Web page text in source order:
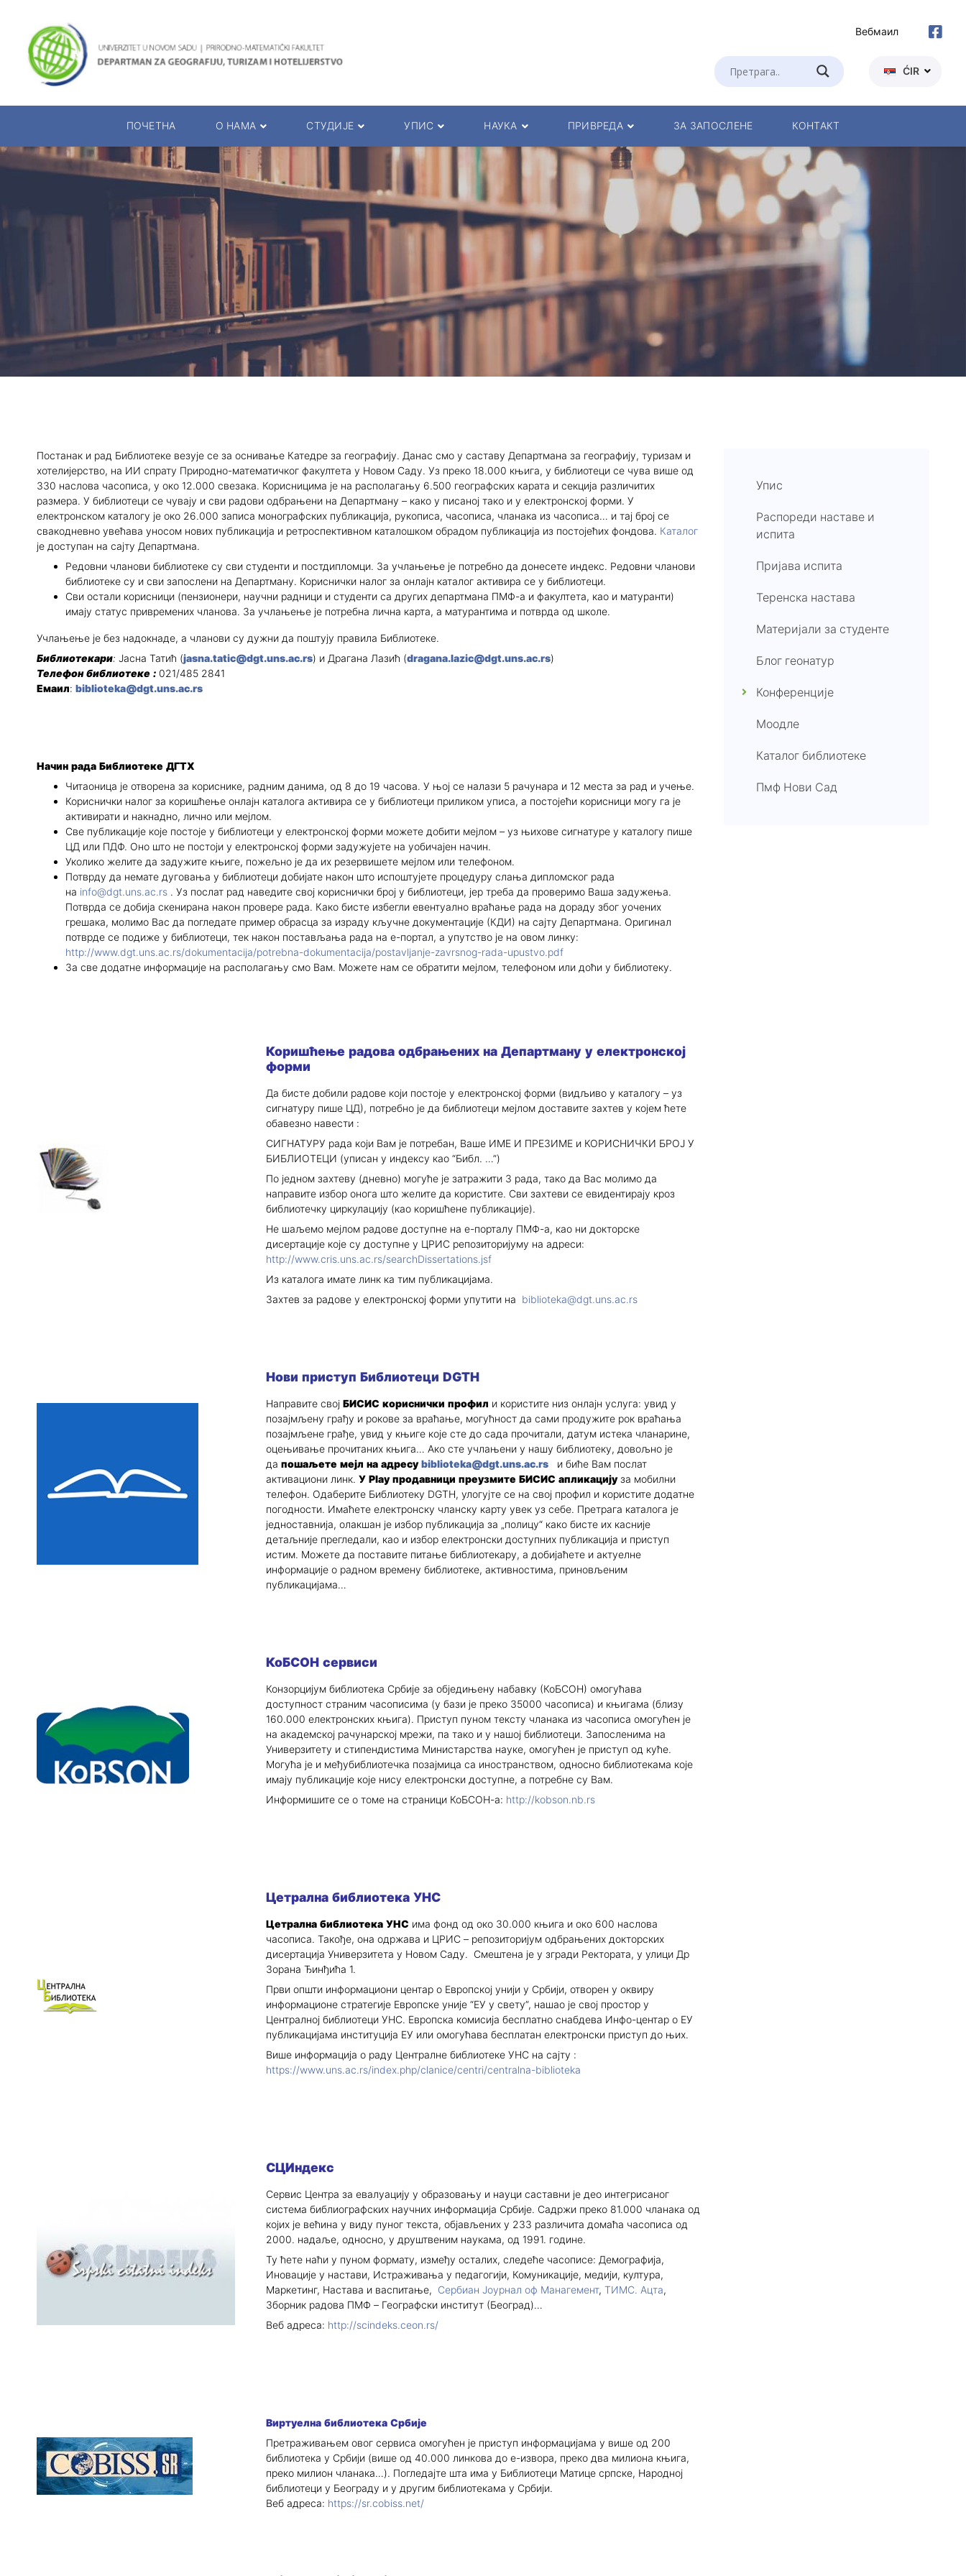
Вебмаил
ĆIR
ПОЧЕТНА O НАМА
О Департману
Руководство департмана
Катедре департмана
Презентација департмана
Презентација студија
Маркетиншки тим
Удружења
Алумни
Контакти професора и
асистената
СТУДИЈЕ
Студијски програми
Огласна табла за студенте
Распор. испита и пред.
Календар рада
Руководиоци и саветници
Материјали за студенте
Пријава испита
Теренска настава
Каталог библиотеке
Ерасмус размене
Блог Геонатур
Акредит. студијски програми
Претходни студијски
УПИС
Пријемни испит
Презентација студија
Мастер академске студије
Докторске академ. студије
НАУКА
Научни часописи
Истраживачки тимови
Пројекти
ПРИВРЕДА
Сарадња са привредом
Семинари
Студентска пракса
Међународна сарадња
ЗА ЗАПОСЛЕНЕ КОНТАКТ
Постанак и рад Библиотеке везује се за оснивање Катедре за географију. Данас смо у саставу Департмана за географију, туризам и
хотелијерство, на ИИ спрату Природно-математичког факултета у Новом Саду. Уз преко 18.000 књига, у библиотеци се чува више од
330 наслова часописа, у око 12.000 свезака. Корисницима је на располагању 6.500 географских карата и секција различитих
размера. У библиотеци се чувају и сви радови одбрањени на Департману – како у писаној тако и у електронској форми. У
електронском каталогу је око 26.000 записа монографских публикација, рукописа, часописа, чланака из часописа… и тај број се
свакодневно увећава уносом нових публикација и ретроспективном каталошком обрадом публикација из постојећих фондова. Каталог
је доступан на сајту Департмана.
Редовни чланови библиотеке су сви студенти и постдипломци. За учлањење је потребно да донесете индекс. Редовни чланови
библиотеке су и сви запослени на Департману. Кориснички налог за онлајн каталог активира се у библиотеци.
Сви остали корисници (пензионери, научни радници и студенти са других департмана ПМФ-а и факултета, као и матуранти)
имају статус привремених чланова. За учлањење је потребна лична карта, а матурантима и потврда од школе.
Учлањење је без надокнаде, а чланови су дужни да поштују правила Библиотеке.
Библиотекари: Јасна Татић (jasna.tatic@dgt.uns.ac.rs) и Драгана Лазић (dragana.lazic@dgt.uns.ac.rs)
Телефон библиотеке : 021/485 2841
Емаил: biblioteka@dgt.uns.ac.rs
Начин рада Библиотеке ДГТХ
Читаоница је отворена за кориснике, радним данима, од 8 до 19 часова. У њој се налази 5 рачунара и 12 места за рад и учење.
Кориснички налог за коришћење онлајн каталога активира се у библиотеци приликом уписа, а постојећи корисници могу га је
активирати и накнадно, лично или мејлом.
Све публикације које постоје у библиотеци у електронској форми можете добити мејлом – уз њихове сигнатуре у каталогу пише
ЦД или ПДФ. Оно што не постоји у електронској форми задужујете на уобичајен начин.
Уколико желите да задужите књиге, пожељно је да их резервишете мејлом или телефоном.
Потврду да немате дуговања у библиотеци добијате након што испоштујете процедуру слања дипломског рада
на info@dgt.uns.ac.rs . Уз послат рад наведите свој кориснички број у библиотеци, јер треба да проверимо Ваша задужења.
Потврда се добија скенирана након провере рада. Како бисте избегли евентуално враћање рада на дораду због уочених
грешака, молимо Вас да погледате пример обрасца за израду кључне документације (КДИ) на сајту Департмана. Оригинал
потврде се подиже у библиотеци, тек након постављања рада на е-портал, а упутство је на овом линку:
http://www.dgt.uns.ac.rs/dokumentacija/potrebna-dokumentacija/postavljanje-zavrsnog-rada-upustvo.pdf
За све додатне информације на располагању смо Вам. Можете нам се обратити мејлом, телефоном или доћи у библиотеку.
Коришћење радова одбрањених на Департману у електронској
форми
Да бисте добили радове који постоје у електронској форми (видљиво у каталогу – уз
сигнатуру пише ЦД), потребно је да библиотеци мејлом доставите захтев у којем ћете
обавезно навести :
СИГНАТУРУ рада који Вам је потребан, Ваше ИМЕ И ПРЕЗИМЕ и КОРИСНИЧКИ БРОЈ У
БИБЛИОТЕЦИ (уписан у индексу као “Библ. …”)
По једном захтеву (дневно) могуће је затражити 3 рада, тако да Вас молимо да
направите избор онога што желите да користите. Сви захтеви се евидентирају кроз
библиотечку циркулацију (као коришћене публикације).
Не шаљемо мејлом радове доступне на е-порталу ПМФ-а, као ни докторске
дисертације које су доступне у ЦРИС репозиторијуму на адреси:
http://www.cris.uns.ac.rs/searchDissertations.jsf
Из каталога имате линк ка тим публикацијама.
Захтев за радове у електронској форми упутити на biblioteka@dgt.uns.ac.rs
Нови приступ Библиотеци DGTH
Направите свој БИСИС кориснички профил и користите низ онлајн услуга: увид у
позајмљену грађу и рокове за враћање, могућност да сами продужите рок враћања
позајмљене грађе, увид у књиге које сте до сада прочитали, датум истека чланарине,
оцењивање прочитаних књига… Ако сте учлањени у нашу библиотеку, довољно је
да пошаљете мејл на адресуbiblioteka@dgt.uns.ac.rsи биће Вам послат
активациони линк. У Play продавници преузмите БИСИС апликацијуза мобилни
телефон. Одаберите Библиотеку DGTH, улогујте се на свој профил и користите додатне
погодности. Имаћете електронску чланску карту увек уз себе. Претрага каталога је
једноставнија, олакшан је избор публикација за „полицу“ како бисте их касније
детаљније прегледали, као и избор електронски доступних публикација и приступ
истим. Можете да поставите питање библиотекару, а добијаћете и актуелне
информације о радном времену библиотеке, активностима, приновљеним
публикацијама…
КоБСОН сервиси
Конзорцијум библиотека Србије за обједињену набавку (КоБСОН) омогућава
доступност страним часописима (у бази је преко 35000 часописа) и књигама (близу
160.000 електронских књига). Приступ пуном тексту чланака из часописа омогућен је
на академској рачунарској мрежи, па тако и у нашој библиотеци. Запосленима на
Универзитету и стипендистима Министарства науке, омогућен је приступ од куће.
Могућа је и међубиблиотечка позајмица са иностранством, односно библиотекама које
имају публикације које нису електронски доступне, а потребне су Вам.
Информишите се о томе на страници КоБСОН-а: http://kobson.nb.rs
Цетрална библиотека УНС
Цетрална библиотека УНС има фонд од око 30.000 књига и око 600 наслова
часописа. Такође, она одржава и ЦРИС – репозиторијум одбрањених докторских
дисертација Универзитета у Новом Саду. Смештена је у згради Ректората, у улици Др
Зорана Ђинђића 1.
Први општи информациони центар о Европској унији у Србији, отворен у оквиру
информационе стратегије Европске уније “ЕУ у свету”, нашао је свој простор у
Централној библиотеци УНС. Европска комисија бесплатно снабдева Инфо-центар о ЕУ
публикацијама институција ЕУ или омогућава бесплатан електронски приступ до њих.
Више информација о раду Централне библиотеке УНС на сајту :
https://www.uns.ac.rs/index.php/clanice/centri/centralna-biblioteka
СЦИндекс
Сервис Центра за евалуацију у образовању и науци саставни је део интегрисаног
система библиографских научних информација Србије. Садржи преко 81.000 чланака од
којих је већина у виду пуног текста, објављених у 233 различита домаћа часописа од
2000. надаље, односно, у друштвеним наукама, од 1991. године.
Ту ћете наћи у пуном формату, између осталих, следеће часописе: Демографија,
Иновације у настави, Истраживања у педагогији, Комуникације, медији, култура,
Маркетинг, Настава и васпитање, Сербиан Јоурнал оф Манагемент, ТИМС. Ацта,
Зборник радова ПМФ – Географски институт (Београд)…
Веб адреса: http://scindeks.ceon.rs/
Виртуелна библиотека Србије
Претраживањем овог сервиса омогућен је приступ информацијама у више од 200
библиотека у Србији (више од 40.000 линкова до е-извора, преко два милиона књига,
преко милион чланака…). Погледајте шта има у Библиотеци Матице српске, Народној
библиотеци у Београду и у другим библиотекама у Србији.
Веб адреса: https://sr.cobiss.net/
Упис
Распореди наставе и
испита
Пријава испита
Теренска настава
Материјали за студенте
Блог геонатур
Конференције
Моодле
Каталог библиотеке
Пмф Нови Сад